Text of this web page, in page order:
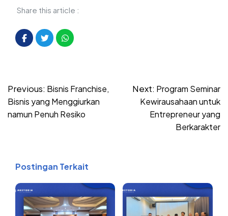
Share this article :
navigation
Previous: Bisnis Franchise,
Bisnis yang Menggiurkan
namun Penuh Resiko
Next: Program Seminar
Kewirausahaan untuk
Entrepreneur yang
Berkarakter
Postingan Terkait